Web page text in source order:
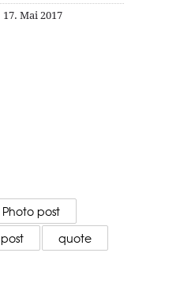
17. Mai 2017
Photo post
post
quote